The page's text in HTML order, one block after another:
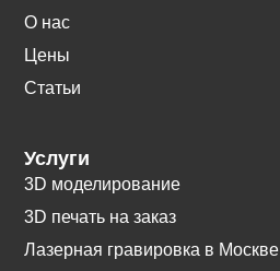
О нас
Цены
Статьи
Услуги
3D моделирование
3D печать на заказ
Лазерная гравировка в Москве